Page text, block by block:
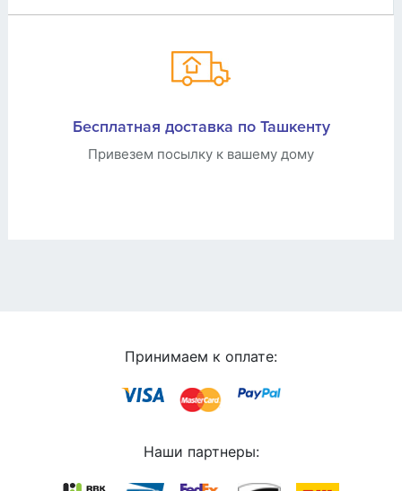
Бесплатная доставка по Ташкенту
Привезем посылку к вашему дому
Принимаем к оплате:
Наши партнеры: